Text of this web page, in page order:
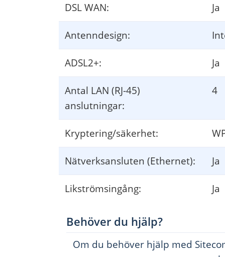
DSL WAN: Ja
Antenndesign:
ADSL2+: Ja
Antal LAN (RJ-45)
anslutningar:
4
Kryptering/säkerhet:
Nätverksansluten (Ethernet): Ja
Likströmsingång: Ja
Behöver du hjälp?
Om du behöver hjälp med